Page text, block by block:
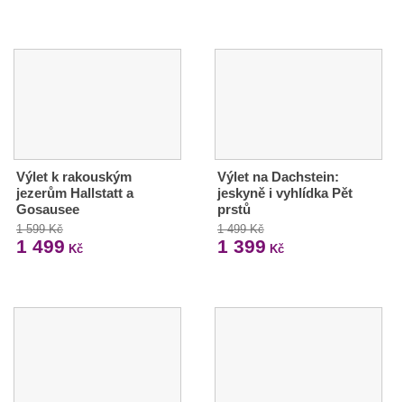
Výlet k rakouským
jezerům Hallstatt a
Gosausee
1 599 Kč
1 499 Kč
Výlet na Dachstein:
jeskyně i vyhlídka Pět
prstů
1 499 Kč
1 399 Kč